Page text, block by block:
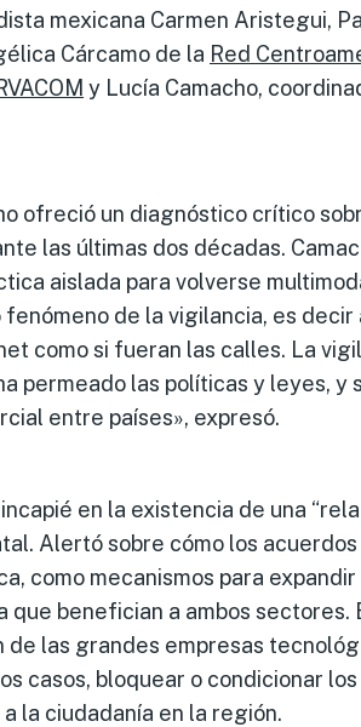
mexicana Carmen Aristegui,
Cárcamo de la Red
y Lucía Camacho,
ofreció un diagnóstico crítico
las últimas dos décadas.
aislada para volverse
de la vigilancia, es decir
como si fueran las calles. La
permeado las políticas y leyes, y
entre países», expresó.
en la existencia de una
Alertó sobre cómo los
como mecanismos para
que benefician a ambos sectores.
las grandes empresas
casos, bloquear o condicionar
la ciudadanía en la región.